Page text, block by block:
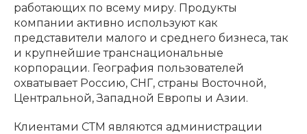
работающих по всему миру. Продукты
компании активно используют как
представители малого и среднего бизнеса, так
и крупнейшие транснациональные
корпорации. География пользователей
охватывает Россию, СНГ, страны Восточной,
Центральной, Западной Европы и Азии.
Клиентами СТМ являются администрации